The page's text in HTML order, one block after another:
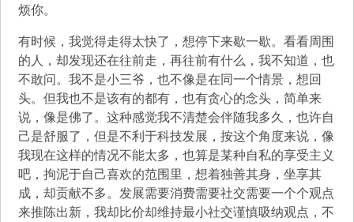
烦你。
有时候，我觉得走得太快了，想停下来歇一歇。看看周围
的人，却发现还在往前走，再往前有什么，我不知道，也
不敢问。我不是小三爷，也不像是在同一个情景，想回
头。但我也不是该有的都有，也有贪心的念头，简单来
说，像是佛了。这种感觉我不清楚会伴随我多久，也许自
己是舒服了，但是不利于科技发展，按这个角度来说，像
我现在这样的情况不能太多，也算是某种自私的享受主义
吧，拘泥于自己喜欢的范围里，想着独善其身，坐享其
成，却贡献不多。发展需要消费需要社交需要一个个观点
来推陈出新，我却比价却维持最小社交谨慎吸纳观点，不